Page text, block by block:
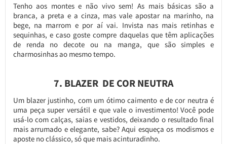
Tenho aos montes e não vivo sem! As mais básicas são a
branca, a preta e a cinza, mas vale apostar na marinho, na
bege, na marrom e por aí vai. Invista nas mais retinhas e
sequinhas, e caso goste compre daquelas que têm aplicações
de renda no decote ou na manga, que são simples e
charmosinhas ao mesmo tempo.
7. BLAZER DE COR NEUTRA
Um blazer justinho, com um ótimo caimento e de cor neutra é
uma peça super versátil e que vale o investimento! Você pode
usá-lo com calças, saias e vestidos, deixando o resultado final
mais arrumado e elegante, sabe? Aqui esqueça os modismos e
aposte no clássico, só que mais acinturadinho.